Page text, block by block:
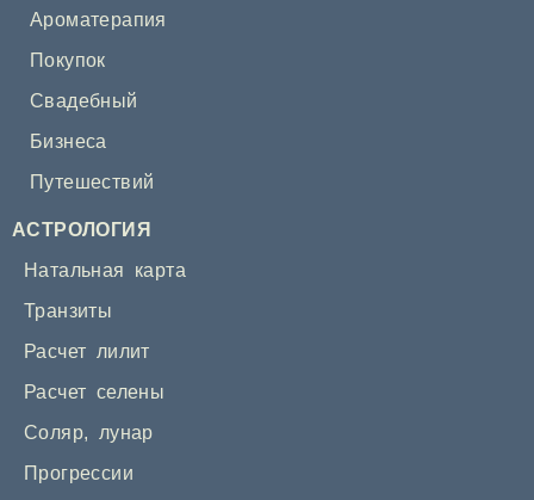
Ароматерапия
Покупок
Свадебный
Бизнеса
Путешествий
АСТРОЛОГИЯ
Натальная карта
Транзиты
Расчет лилит
Расчет селены
Соляр, лунар
Прогрессии